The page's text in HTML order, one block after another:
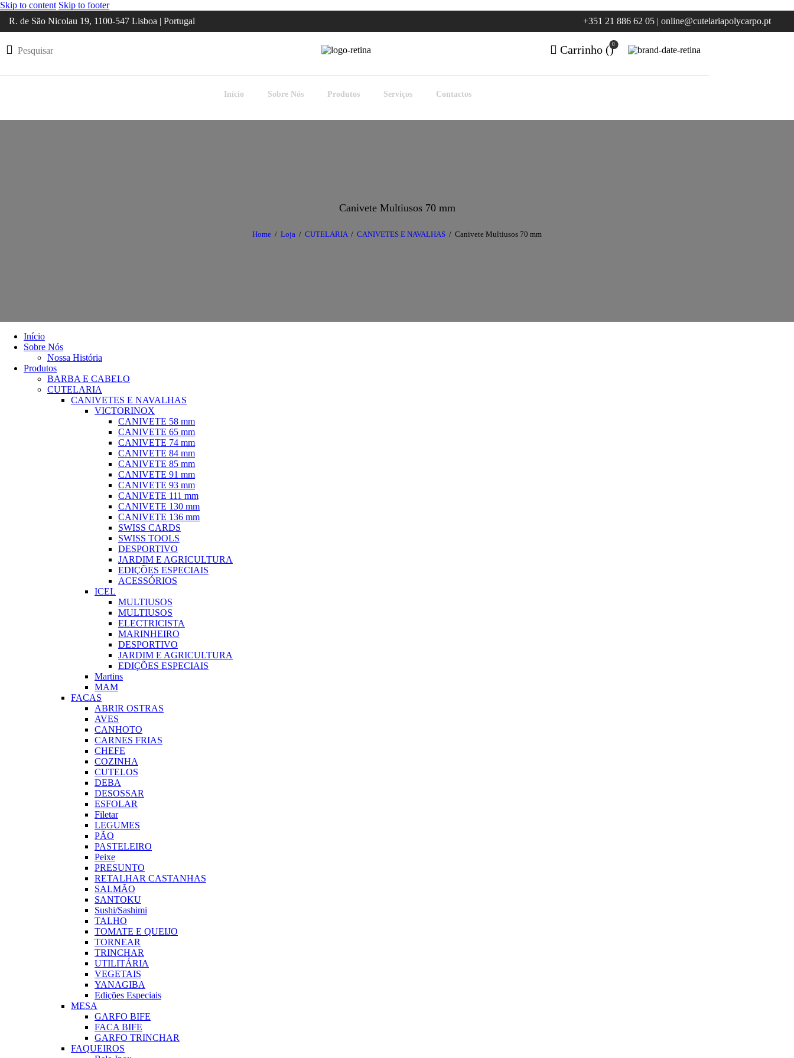
Skip to content Skip to footer
R. de São Nicolau 19, 1100-547 Lisboa | Portugal
+351 21 886 62 05 | online@cutelariapolycarpo.pt
Carrinho ( 0
)
Início Sobre Nós Produtos Serviços Contactos
Canivete Multiusos 70 mm
Home Loja CUTELARIA CANIVETES E NAVALHAS Canivete Multiusos 70 mm
Início
Sobre Nós
Nossa História
Produtos
BARBA E CABELO
CUTELARIA
CANIVETES E NAVALHAS
VICTORINOX
CANIVETE 58 mm
CANIVETE 65 mm
CANIVETE 74 mm
CANIVETE 84 mm
CANIVETE 85 mm
CANIVETE 91 mm
CANIVETE 93 mm
CANIVETE 111 mm
CANIVETE 130 mm
CANIVETE 136 mm
SWISS CARDS
SWISS TOOLS
DESPORTIVO
JARDIM E AGRICULTURA
EDIÇÕES ESPECIAIS
ACESSÓRIOS
ICEL
MULTIUSOS
MULTIUSOS
ELECTRICISTA
MARINHEIRO
DESPORTIVO
JARDIM E AGRICULTURA
EDIÇÕES ESPECIAIS
Martins
MAM
FACAS
ABRIR OSTRAS
AVES
CANHOTO
CARNES FRIAS
CHEFE
COZINHA
CUTELOS
DEBA
DESOSSAR
ESFOLAR
Filetar
LEGUMES
PÃO
PASTELEIRO
Peixe
PRESUNTO
RETALHAR CASTANHAS
SALMÃO
SANTOKU
Sushi/Sashimi
TALHO
TOMATE E QUEIJO
TORNEAR
TRINCHAR
UTILITÁRIA
VEGETAIS
YANAGIBA
Edições Especiais
MESA
GARFO BIFE
FACA BIFE
GARFO TRINCHAR
FAQUEIROS